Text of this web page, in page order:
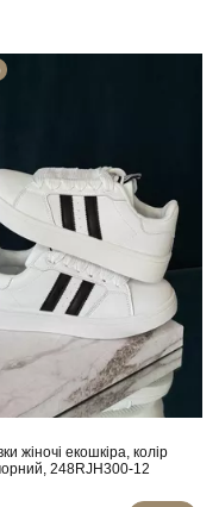
жіночі екошкіра, колір
248RJH300-12